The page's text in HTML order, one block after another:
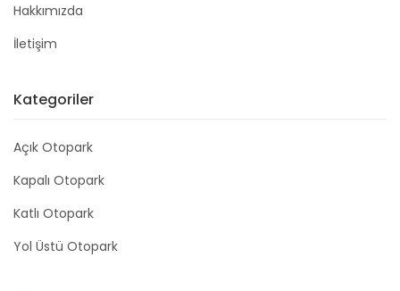
Hakkımızda
İletişim
Kategoriler
Açık Otopark
Kapalı Otopark
Katlı Otopark
Yol Üstü Otopark